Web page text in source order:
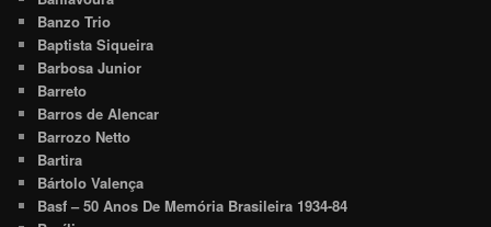
Banzo Trio
Baptista Siqueira
Barbosa Junior
Barreto
Barros de Alencar
Barrozo Netto
Bartira
Bártolo Valença
Basf – 50 Anos De Memória Brasileira 1934-84